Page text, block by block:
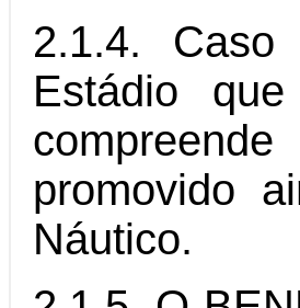
2.1.4.
Estádio
promovido
Náutico.